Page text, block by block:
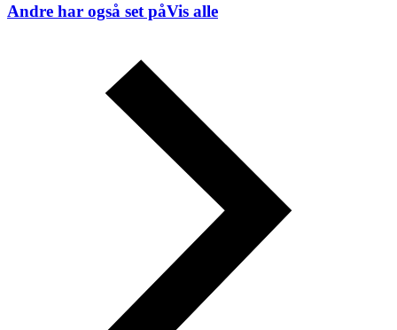
Andre har også set påVis alle